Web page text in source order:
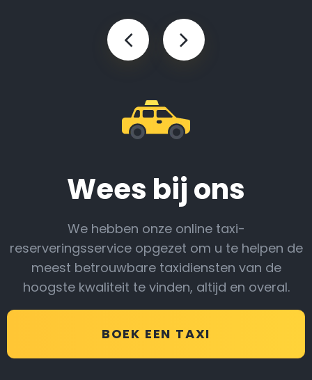
Wees bij ons
We hebben onze online taxi-
reserveringsservice opgezet om u te helpen de
meest betrouwbare taxidiensten van de
hoogste kwaliteit te vinden, altijd en overal.
BOEK EEN TAXI